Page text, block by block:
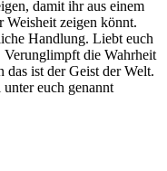
damit ihr aus einem
Weisheit zeigen könnt.
Handlung. Liebt euch
die Wahrheit
ist der Geist der Welt.
euch genannt